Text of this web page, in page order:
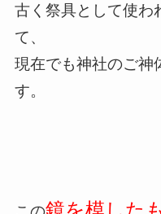
古く祭具として使わ
て、
現在でも神社のご神
す。
鏡を模した